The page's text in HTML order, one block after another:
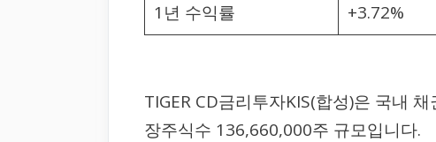
1년 수익률
+3.72%
TIGER CD금리투자KIS(합성)은 국내
장주식수 136,660,000주 규모입니다.